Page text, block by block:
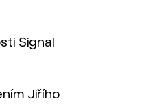
Signal
Jiřího